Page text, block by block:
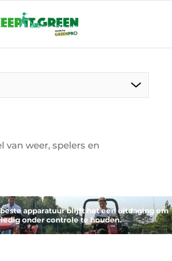
ENG FR
van weer, spelers en
apparatuur blijft het een uitdaging om
onder controle te houden.